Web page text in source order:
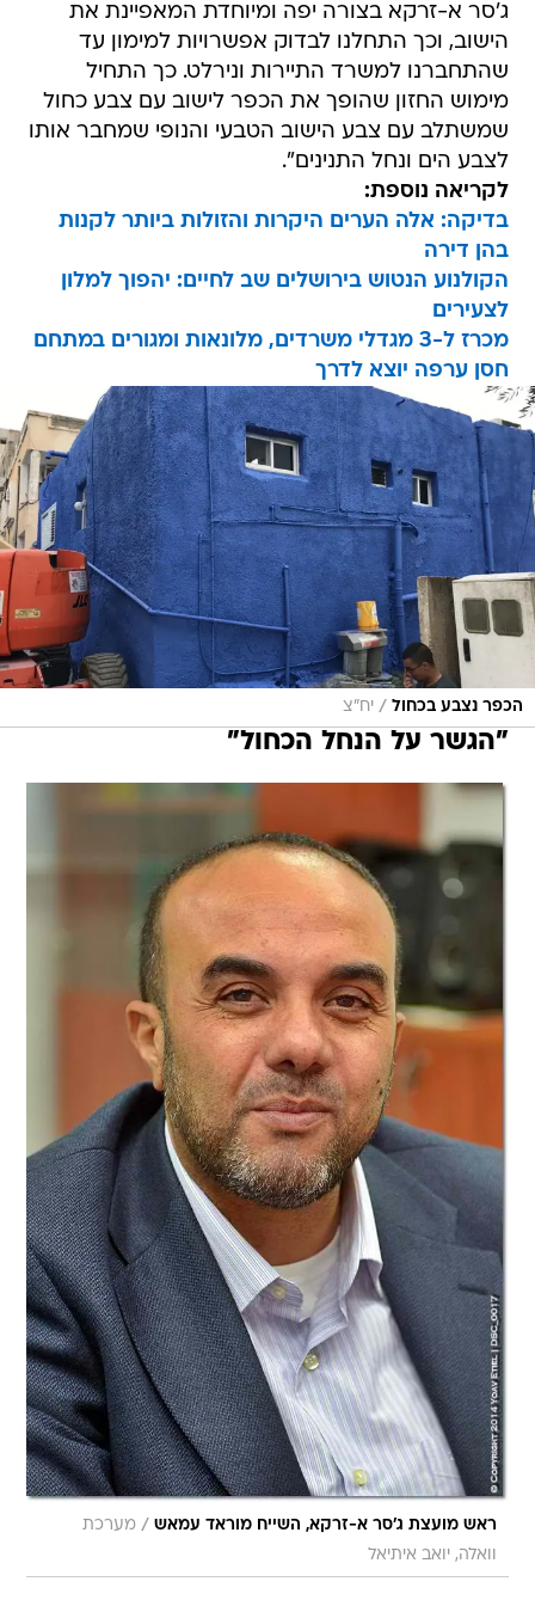
ג'סר א-זרקא בצורה יפה ומיוחדת המאפיינת את
הישוב, וכך התחלנו לבדוק אפשרויות למימון עד
שהתחברנו למשרד התיירות ונירלט. כך התחיל
מימוש החזון שהופך את הכפר לישוב עם צבע כחול
שמשתלב עם צבע הישוב הטבעי והנופי שמחבר אותו
לצבע הים ונחל התנינים".
לקריאה נוספת:
בדיקה: אלה הערים היקרות והזולות ביותר לקנות
בהן דירה
הקולנוע הנטוש בירושלים שב לחיים: יהפוך למלון
לצעירים
מכרז ל-3 מגדלי משרדים, מלונאות ומגורים במתחם
חסן ערפה יוצא לדרך
הכפר נצבע בכחול / יח"צ
"הגשר על הנחל הכחול"
ראש מועצת ג'סר א-זרקא, השייח מוראד עמאש / מערכת
וואלה, יואב איתיאל